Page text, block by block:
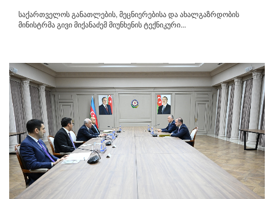
საქართველოს განათლების, მეცნიერებისა და ახალგაზრდობის
მინისტრმა გივი მიქანაძემ მიუნხენის ტექნიკური...